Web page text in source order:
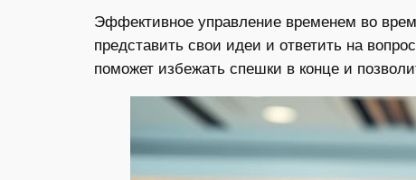
Эффективное управление временем во
представить свои идеи и ответить на
поможет избежать спешки в конце и